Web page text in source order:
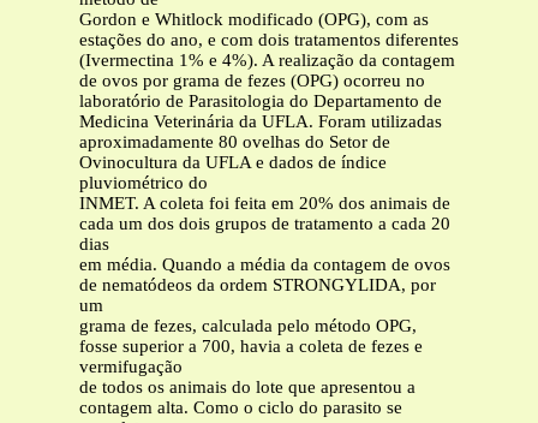
Gordon e Whitlock modificado (OPG), com as
estações do ano, e com dois tratamentos diferentes
(Ivermectina 1% e 4%). A realização da contagem
de ovos por grama de fezes (OPG) ocorreu no
laboratório de Parasitologia do Departamento de
Medicina Veterinária da UFLA. Foram utilizadas
aproximadamente 80 ovelhas do Setor de
Ovinocultura da UFLA e dados de índice
pluviométrico do
INMET. A coleta foi feita em 20% dos animais de
cada um dos dois grupos de tratamento a cada 20
dias
em média. Quando a média da contagem de ovos
de nematódeos da ordem STRONGYLIDA, por
um
grama de fezes, calculada pelo método OPG,
fosse superior a 700, havia a coleta de fezes e
vermifugação
de todos os animais do lote que apresentou a
contagem alta. Como o ciclo do parasito se